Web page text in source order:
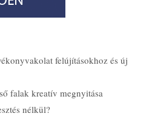
felújításokhoz és új
falak kreatív megnyitása
nélkül?